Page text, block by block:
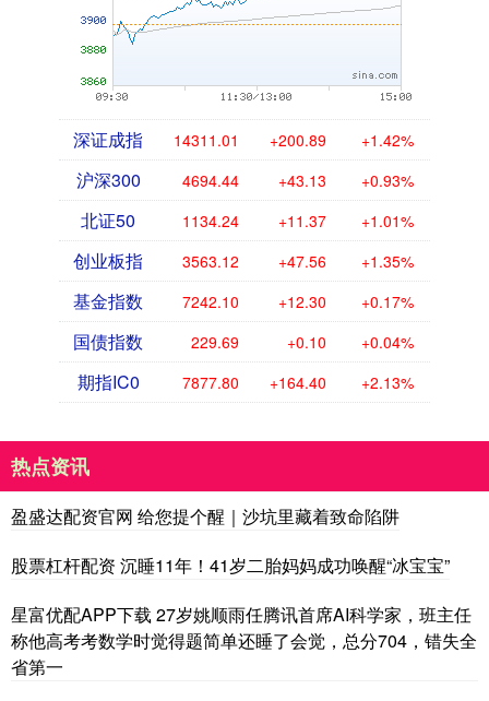
深证成指 14311.01 +200.89 +1.42%
沪深300 4694.44 +43.13 +0.93%
北证50 1134.24 +11.37 +1.01%
创业板指 3563.12 +47.56 +1.35%
基金指数 7242.10 +12.30 +0.17%
国债指数 229.69 +0.10 +0.04%
期指IC0 7877.80 +164.40 +2.13%
热点资讯
盈盛达配资官网 给您提个醒｜沙坑里藏着致命陷阱
股票杠杆配资 沉睡11年！41岁二胎妈妈成功唤醒“冰宝宝”
星富优配APP下载 27岁姚顺雨任腾讯首席AI科学家，班主任
称他高考考数学时觉得题简单还睡了会觉，总分704，错失全
省第一